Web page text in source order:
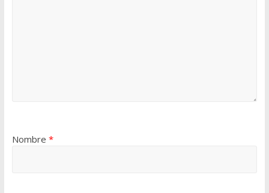
Nombre *